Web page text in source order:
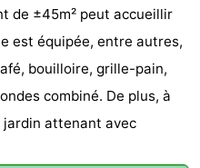
de ±45m² peut accueillir
est équipée, entre autres,
bouilloire, grille-pain,
combiné. De plus, à
jardin attenant avec